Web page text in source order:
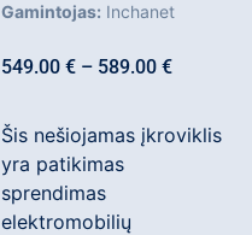
Gamintojas: Inchanet
549.00 € – 589.00 €
Šis nešiojamas įkroviklis
yra patikimas
sprendimas
elektromobilių